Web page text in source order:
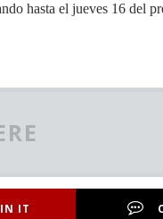
hasta el jueves 16 del
IT